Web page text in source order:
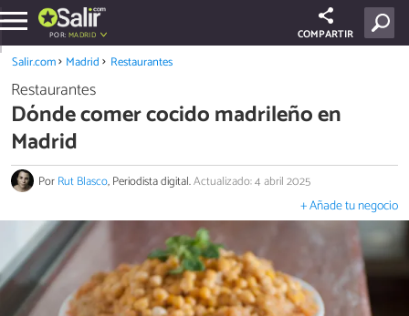
POR: MADRID COMPARTIR
Salir.com Madrid Restaurantes
Restaurantes
Dónde comer cocido madrileño en
Madrid
PorRut Blasco, Periodista digital.Actualizado: 4 abril 2025
+ Añade tu negocio